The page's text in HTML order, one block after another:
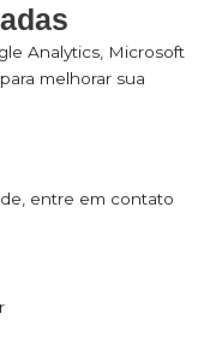
Analytics, Microsoft
melhorar sua
entre em contato